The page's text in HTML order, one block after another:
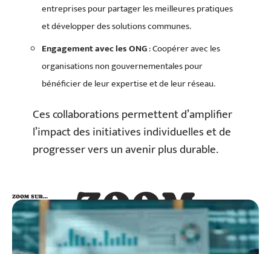
entreprises pour partager les meilleures pratiques
et développer des solutions communes.
Engagement avec les ONG: Coopérer avec les
organisations non gouvernementales pour
bénéficier de leur expertise et de leur réseau.
Ces collaborations permettent d’amplifier
l’impact des initiatives individuelles et de
progresser vers un avenir plus durable.
ZOOM
SUR…
ZOOM SUR…